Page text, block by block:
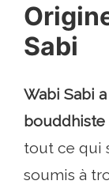
Sabi
Wabi Sabi
bouddhiste
tout ce qui
soumis à